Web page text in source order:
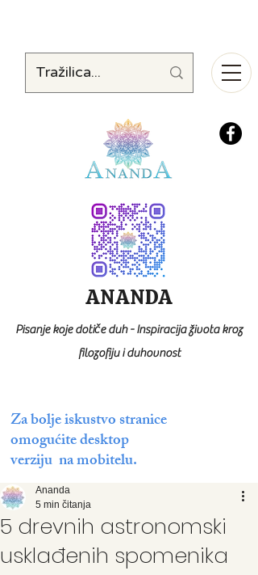
Za bolje iskustvo stranice
omogućite desktop
verziju na mobitelu.
ANANDA
Pisanje koje dotiče duh - Inspiracija života kroz
filozofiju i duhovnost
5 drevnih astronomski
usklađenih spomenika
Ananda
5 min čitanja